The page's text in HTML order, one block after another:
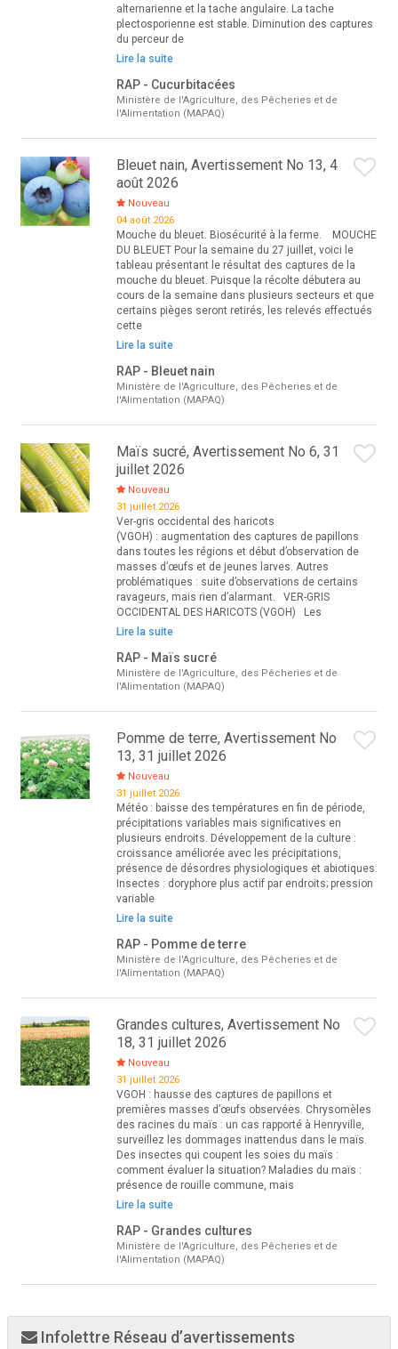
alternarienne et la tache angulaire. La tache
plectosporienne est stable. Diminution des captures
du perceur de
Lire la suite
RAP - Cucurbitacées
Ministère de l'Agriculture, des Pêcheries et de
l'Alimentation (MAPAQ)
Bleuet nain, Avertissement No 13, 4
août 2026
Nouveau
04 août 2026
Mouche du bleuet. Biosécurité à la ferme. MOUCHE
DU BLEUET Pour la semaine du 27 juillet, voici le
tableau présentant le résultat des captures de la
mouche du bleuet. Puisque la récolte débutera au
cours de la semaine dans plusieurs secteurs et que
certains pièges seront retirés, les relevés effectués
cette
Lire la suite
RAP - Bleuet nain
Ministère de l'Agriculture, des Pêcheries et de
l'Alimentation (MAPAQ)
Maïs sucré, Avertissement No 6, 31
juillet 2026
Nouveau
31 juillet 2026
Ver-gris occidental des haricots
(VGOH) : augmentation des captures de papillons
dans toutes les régions et début d’observation de
masses d’œufs et de jeunes larves. Autres
problématiques : suite d’observations de certains
ravageurs, mais rien d’alarmant. VER-GRIS
OCCIDENTAL DES HARICOTS (VGOH) Les
Lire la suite
RAP - Maïs sucré
Ministère de l'Agriculture, des Pêcheries et de
l'Alimentation (MAPAQ)
Pomme de terre, Avertissement No
13, 31 juillet 2026
Nouveau
31 juillet 2026
Météo : baisse des températures en fin de période,
précipitations variables mais significatives en
plusieurs endroits. Développement de la culture :
croissance améliorée avec les précipitations,
présence de désordres physiologiques et abiotiques.
Insectes : doryphore plus actif par endroits; pression
variable
Lire la suite
RAP - Pomme de terre
Ministère de l'Agriculture, des Pêcheries et de
l'Alimentation (MAPAQ)
Grandes cultures, Avertissement No
18, 31 juillet 2026
Nouveau
31 juillet 2026
VGOH : hausse des captures de papillons et
premières masses d’œufs observées. Chrysomèles
des racines du maïs : un cas rapporté à Henryville,
surveillez les dommages inattendus dans le maïs.
Des insectes qui coupent les soies du maïs :
comment évaluer la situation? Maladies du maïs :
présence de rouille commune, mais
Lire la suite
RAP - Grandes cultures
Ministère de l'Agriculture, des Pêcheries et de
l'Alimentation (MAPAQ)
Infolettre Réseau d’avertissements